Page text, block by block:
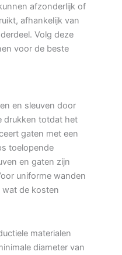
afzonderlijk of
afhankelijk van
Volg deze
voor de beste
en sleuven door
drukken totdat het
gaten met een
toelopende
en gaten zijn
uniforme wanden
wat de kosten
materialen
diameter van